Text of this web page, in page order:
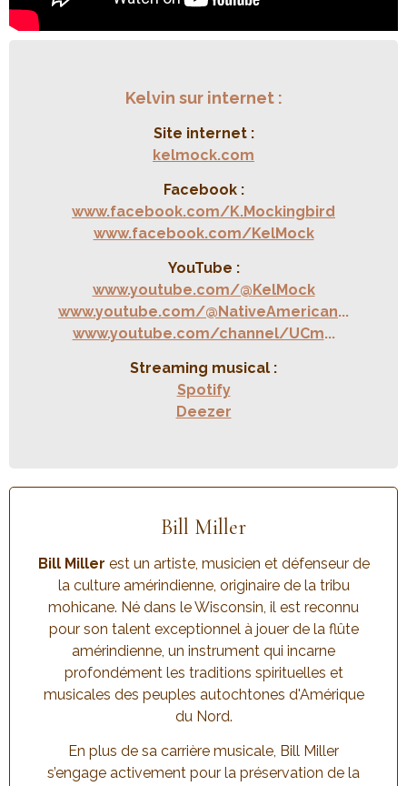
Kelvin sur internet :
Site internet :
kelmock.com
Facebook :
www.facebook.com/K.Mockingbird
www.facebook.com/KelMock
YouTube :
www.youtube.com/@KelMock
www.youtube.com/@NativeAmerican...
www.youtube.com/channel/UCm...
Streaming musical :
Spotify
Deezer
Bill Miller
Bill Miller est un artiste, musicien et défenseur de
la culture amérindienne, originaire de la tribu
mohicane. Né dans le Wisconsin, il est reconnu
pour son talent exceptionnel à jouer de la flûte
amérindienne, un instrument qui incarne
profondément les traditions spirituelles et
musicales des peuples autochtones d'Amérique
du Nord.
En plus de sa carrière musicale, Bill Miller
s’engage activement pour la préservation de la